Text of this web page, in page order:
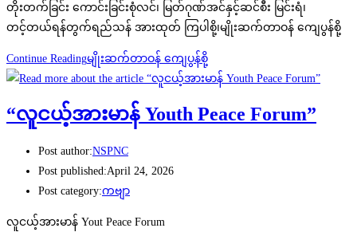
တိုးတက်ခြင်း ကောင်းခြင်းစုံလင်၊ မြတ်ဂုဏ်အင်နှင့်ဆင်စီး မြင်းရံ၊
တင့်တယ်ရန်တွက်ရည်သန် အားထုတ် ကြပါစို့၊မျိုးဆက်တာဝန် ကျေပွန်စို့
Continue Readingမျိုးဆက်တာဝန် ကျေပွန်စို့
“လူငယ့်အားမာန် Youth Peace Forum”
Post author:NSPNC
Post published:April 24, 2026
Post category:ကဗျာ
လူငယ့်အားမာန် Yout Peace Forum